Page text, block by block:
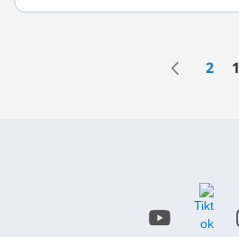
الصفحة
أنت تقرأ الصفحة حاليًا
1 الصفحة
2